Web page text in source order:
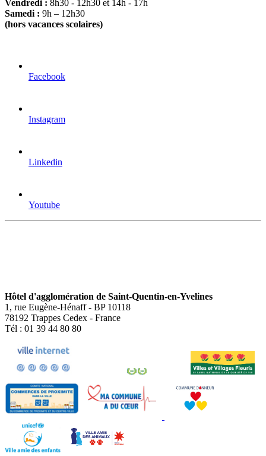
Vendredi : 8h30 - 12h30 et 14h - 17h
Samedi : 9h – 12h30
(hors vacances scolaires)
Facebook
Instagram
Linkedin
Youtube
Hôtel d'agglomération de Saint-Quentin-en-Yvelines
1, rue Eugène-Hénaff - BP 10118
78192 Trappes Cedex - France
Tél : 01 39 44 80 80